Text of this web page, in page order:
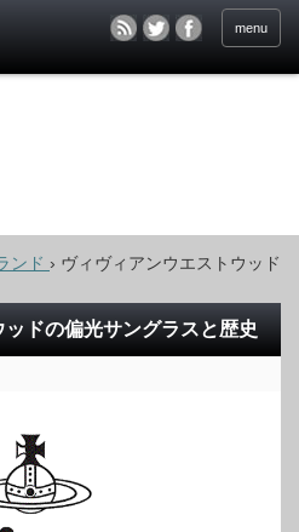
menu
ンド › ヴィヴィアンウエストウッド
ドの偏光サングラスと歴史